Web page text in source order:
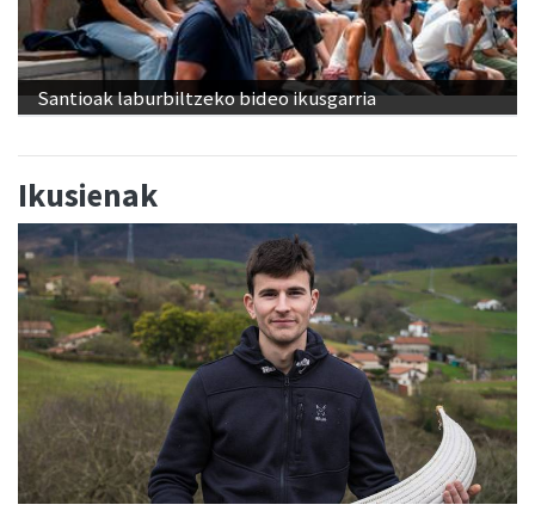
Santioak laburbiltzeko bideo ikusgarria
Ikusienak